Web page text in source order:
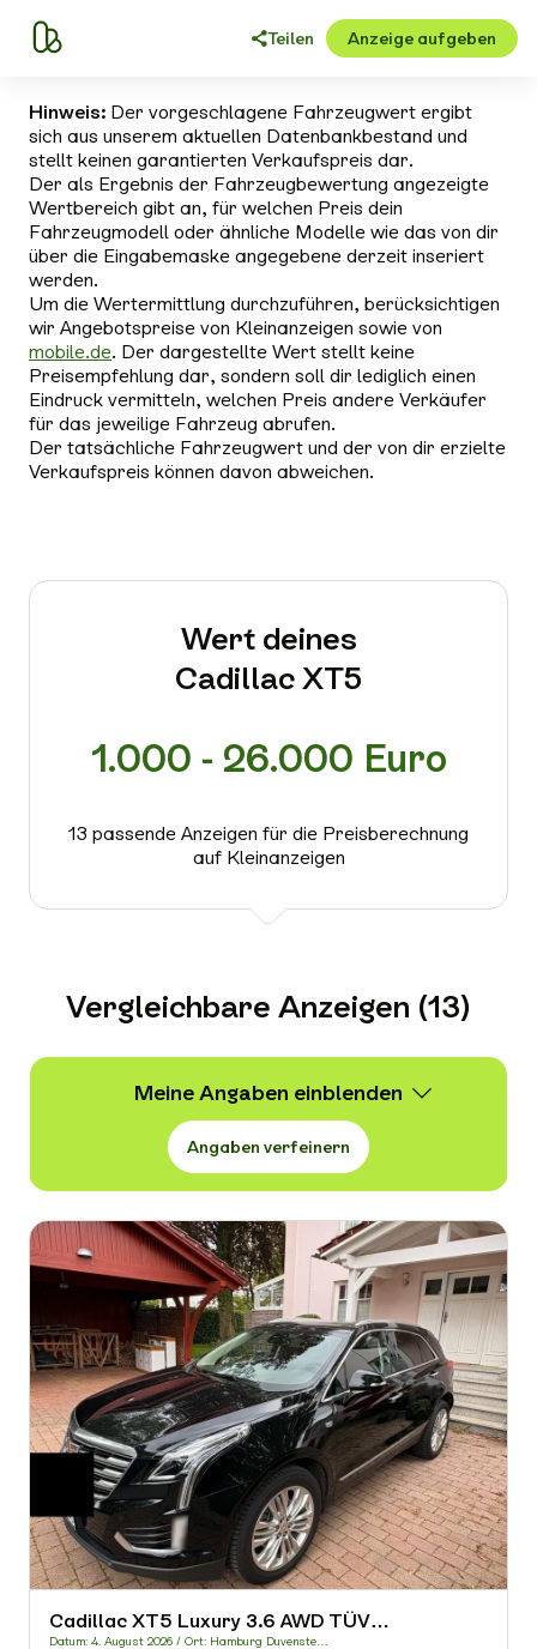
Teilen Anzeige aufgeben
Hinweis: Der vorgeschlagene Fahrzeugwert ergibt
sich aus unserem aktuellen Datenbankbestand und
stellt keinen garantierten Verkaufspreis dar.
Der als Ergebnis der Fahrzeugbewertung angezeigte
Wertbereich gibt an, für welchen Preis dein
Fahrzeugmodell oder ähnliche Modelle wie das von dir
über die Eingabemaske angegebene derzeit inseriert
werden.
Um die Wertermittlung durchzuführen, berücksichtigen
wir Angebotspreise von Kleinanzeigen sowie von
mobile.de. Der dargestellte Wert stellt keine
Preisempfehlung dar, sondern soll dir lediglich einen
Eindruck vermitteln, welchen Preis andere Verkäufer
für das jeweilige Fahrzeug abrufen.
Der tatsächliche Fahrzeugwert und der von dir erzielte
Verkaufspreis können davon abweichen.
Wert deines
Cadillac XT5
1.000 - 26.000 Euro
13 passende Anzeigen für die Preisberechnung
auf Kleinanzeigen
Vergleichbare Anzeigen (13)
Meine Angaben
Angaben verfeinern
Wert
11.490 -
29.900 € VB
Erstzulassung
-
Kraftstoffart
-
Kilometerstand in km
-
-
Cadillac XT5 Luxury 3.6 AWD TÜV…
Datum: 4. August 2026 / Ort: Hamburg Duvenste…